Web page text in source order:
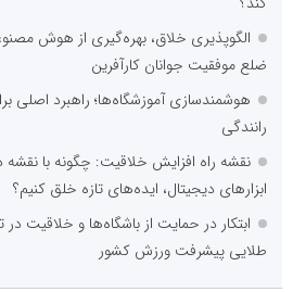
الگوپذیری خلاق، بهره‌گیری از هوش
ضلع موفقیت جوانان کارآفرین
هوشمندسازی آموزشگاه‌ها؛ راهبرد اصلی
رانندگی
نقشه راه افزایش خلاقیت: چگونه با
ابزارهای دیجیتال، ایده‌های تازه خلق کنیم؟
ابتکار در حمایت از باشگاه‌ها و خلاقیت
طلایی پیشرفت ورزش کشور